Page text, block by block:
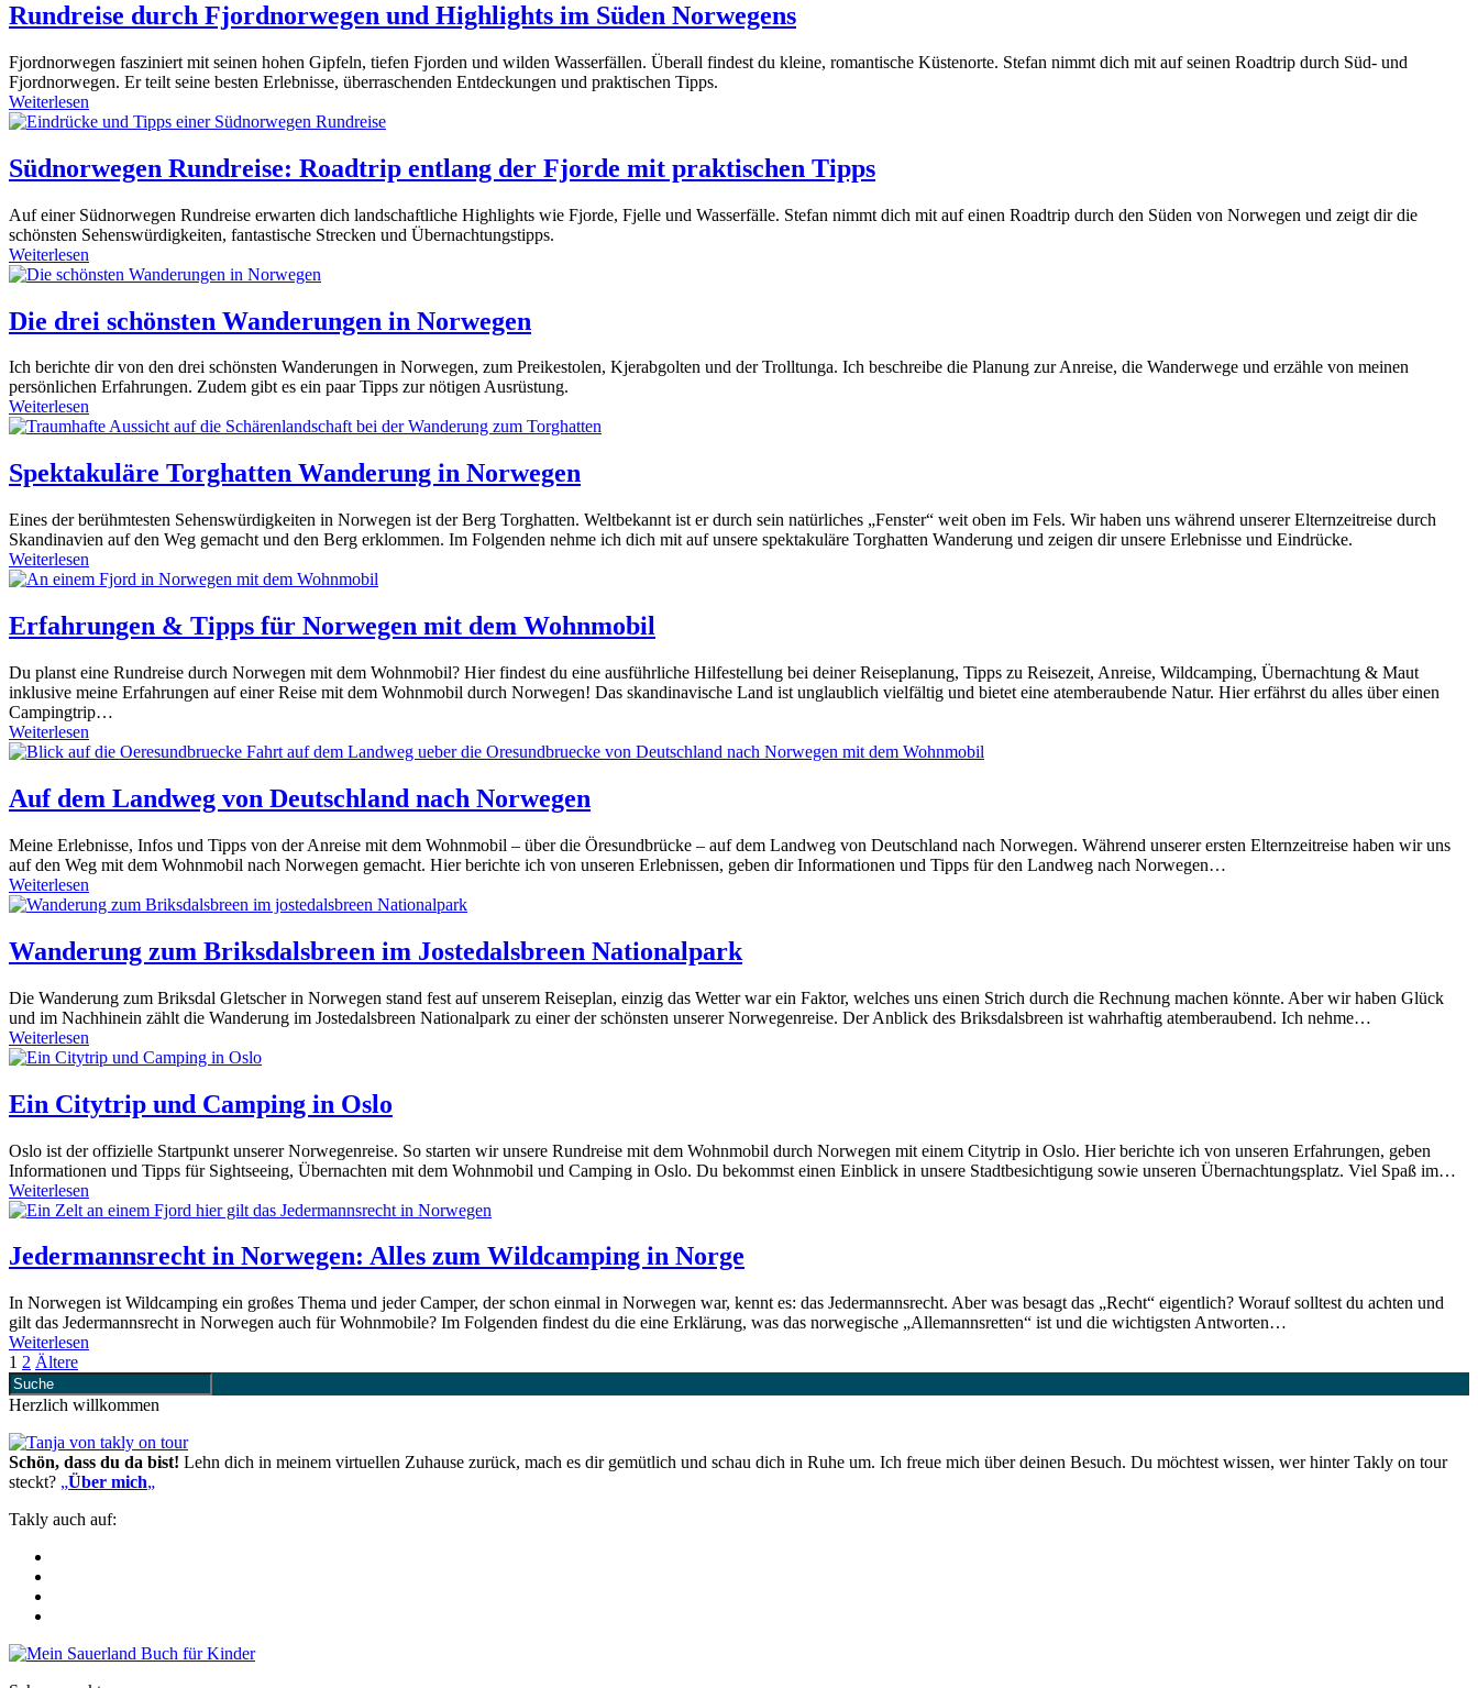
Rundreise durch Fjordnorwegen und Highlights im Süden Norwegens
Fjordnorwegen fasziniert mit seinen hohen Gipfeln, tiefen Fjorden und wilden Wasserfällen. Überall findest du kleine, romantische Küstenorte. Stefan nimmt dich mit auf seinen Roadtrip durch Süd- und
Fjordnorwegen. Er teilt seine besten Erlebnisse, überraschenden Entdeckungen und praktischen Tipps.
Weiterlesen
Südnorwegen Rundreise: Roadtrip entlang der Fjorde mit praktischen Tipps
Auf einer Südnorwegen Rundreise erwarten dich landschaftliche Highlights wie Fjorde, Fjelle und Wasserfälle. Stefan nimmt dich mit auf einen Roadtrip durch den Süden von Norwegen und zeigt dir die
schönsten Sehenswürdigkeiten, fantastische Strecken und Übernachtungstipps.
Weiterlesen
Die drei schönsten Wanderungen in Norwegen
Ich berichte dir von den drei schönsten Wanderungen in Norwegen, zum Preikestolen, Kjerabgolten und der Trolltunga. Ich beschreibe die Planung zur Anreise, die Wanderwege und erzähle von meinen
persönlichen Erfahrungen. Zudem gibt es ein paar Tipps zur nötigen Ausrüstung.
Weiterlesen
Spektakuläre Torghatten Wanderung in Norwegen
Eines der berühmtesten Sehenswürdigkeiten in Norwegen ist der Berg Torghatten. Weltbekannt ist er durch sein natürliches „Fenster“ weit oben im Fels. Wir haben uns während unserer Elternzeitreise durch
Skandinavien auf den Weg gemacht und den Berg erklommen. Im Folgenden nehme ich dich mit auf unsere spektakuläre Torghatten Wanderung und zeigen dir unsere Erlebnisse und Eindrücke.
Weiterlesen
Erfahrungen & Tipps für Norwegen mit dem Wohnmobil
Du planst eine Rundreise durch Norwegen mit dem Wohnmobil? Hier findest du eine ausführliche Hilfestellung bei deiner Reiseplanung, Tipps zu Reisezeit, Anreise, Wildcamping, Übernachtung & Maut
inklusive meine Erfahrungen auf einer Reise mit dem Wohnmobil durch Norwegen! Das skandinavische Land ist unglaublich vielfältig und bietet eine atemberaubende Natur. Hier erfährst du alles über einen
Campingtrip…
Weiterlesen
Auf dem Landweg von Deutschland nach Norwegen
Meine Erlebnisse, Infos und Tipps von der Anreise mit dem Wohnmobil – über die Öresundbrücke – auf dem Landweg von Deutschland nach Norwegen. Während unserer ersten Elternzeitreise haben wir uns
auf den Weg mit dem Wohnmobil nach Norwegen gemacht. Hier berichte ich von unseren Erlebnissen, geben dir Informationen und Tipps für den Landweg nach Norwegen…
Weiterlesen
Wanderung zum Briksdalsbreen im Jostedalsbreen Nationalpark
Die Wanderung zum Briksdal Gletscher in Norwegen stand fest auf unserem Reiseplan, einzig das Wetter war ein Faktor, welches uns einen Strich durch die Rechnung machen könnte. Aber wir haben Glück
und im Nachhinein zählt die Wanderung im Jostedalsbreen Nationalpark zu einer der schönsten unserer Norwegenreise. Der Anblick des Briksdalsbreen ist wahrhaftig atemberaubend. Ich nehme…
Weiterlesen
Ein Citytrip und Camping in Oslo
Oslo ist der offizielle Startpunkt unserer Norwegenreise. So starten wir unsere Rundreise mit dem Wohnmobil durch Norwegen mit einem Citytrip in Oslo. Hier berichte ich von unseren Erfahrungen, geben
Informationen und Tipps für Sightseeing, Übernachten mit dem Wohnmobil und Camping in Oslo. Du bekommst einen Einblick in unsere Stadtbesichtigung sowie unseren Übernachtungsplatz. Viel Spaß im…
Weiterlesen
Jedermannsrecht in Norwegen: Alles zum Wildcamping in Norge
In Norwegen ist Wildcamping ein großes Thema und jeder Camper, der schon einmal in Norwegen war, kennt es: das Jedermannsrecht. Aber was besagt das „Recht“ eigentlich? Worauf solltest du achten und
gilt das Jedermannsrecht in Norwegen auch für Wohnmobile? Im Folgenden findest du die eine Erklärung, was das norwegische „Allemannsretten“ ist und die wichtigsten Antworten…
Weiterlesen
1 2 Ältere
Herzlich willkommen
Schön, dass du da bist! Lehn dich in meinem virtuellen Zuhause zurück, mach es dir gemütlich und schau dich in Ruhe um. Ich freue mich über deinen Besuch. Du möchtest wissen, wer hinter Takly on tour
steckt? „Über mich„
Takly auch auf: